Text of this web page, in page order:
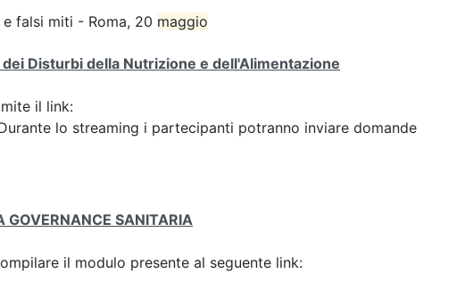
falsi miti - Roma, 20 maggio
Disturbi della Nutrizione e dell'Alimentazione
il link:
lo streaming i partecipanti potranno inviare domande
GOVERNANCE SANITARIA
il modulo presente al seguente link: